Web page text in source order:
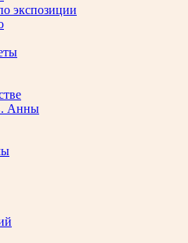
экспозиции
Анны